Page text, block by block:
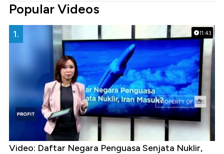
Popular Videos
11:43
1.
Video: Daftar Negara Penguasa Senjata Nuklir,